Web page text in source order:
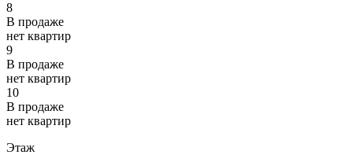
8
В продаже
нет квартир
9
В продаже
нет квартир
10
В продаже
нет квартир
Этаж